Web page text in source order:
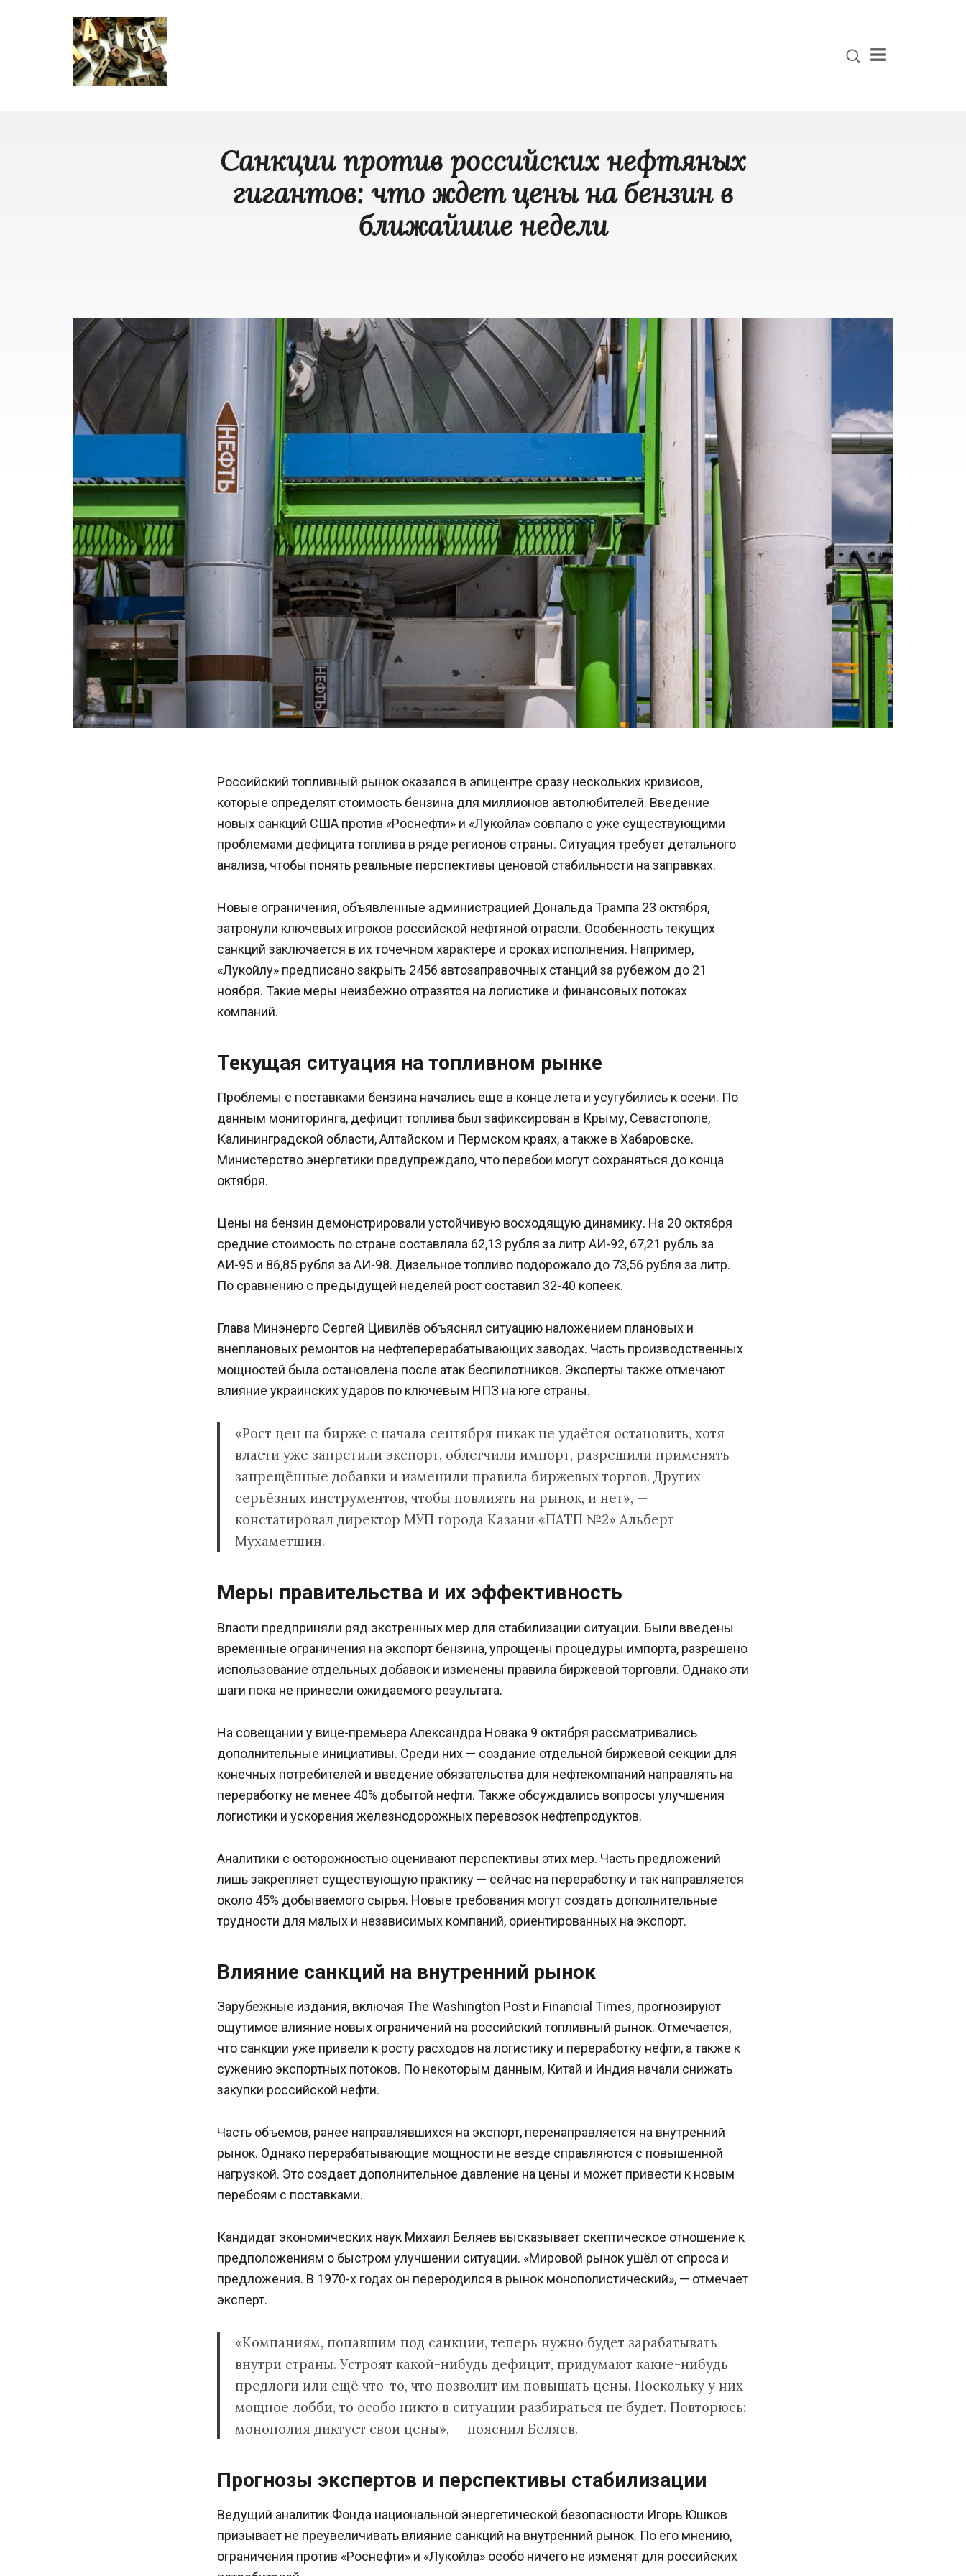
Санкции против российских нефтяных
гигантов: что ждет цены на бензин в
ближайшие недели
Российский топливный рынок оказался в эпицентре сразу нескольких кризисов,
которые определят стоимость бензина для миллионов автолюбителей. Введение
новых санкций США против «Роснефти» и «Лукойла» совпало с уже существующими
проблемами дефицита топлива в ряде регионов страны. Ситуация требует детального
анализа, чтобы понять реальные перспективы ценовой стабильности на заправках.
Новые ограничения, объявленные администрацией Дональда Трампа 23 октября,
затронули ключевых игроков российской нефтяной отрасли. Особенность текущих
санкций заключается в их точечном характере и сроках исполнения. Например,
«Лукойлу» предписано закрыть 2456 автозаправочных станций за рубежом до 21
ноября. Такие меры неизбежно отразятся на логистике и финансовых потоках
компаний.
Текущая ситуация на топливном рынке
Проблемы с поставками бензина начались еще в конце лета и усугубились к осени. По
данным мониторинга, дефицит топлива был зафиксирован в Крыму, Севастополе,
Калининградской области, Алтайском и Пермском краях, а также в Хабаровске.
Министерство энергетики предупреждало, что перебои могут сохраняться до конца
октября.
Цены на бензин демонстрировали устойчивую восходящую динамику. На 20 октября
средние стоимость по стране составляла 62,13 рубля за литр АИ-92, 67,21 рубль за
АИ-95 и 86,85 рубля за АИ-98. Дизельное топливо подорожало до 73,56 рубля за литр.
По сравнению с предыдущей неделей рост составил 32-40 копеек.
Глава Минэнерго Сергей Цивилёв объяснял ситуацию наложением плановых и
внеплановых ремонтов на нефтеперерабатывающих заводах. Часть производственных
мощностей была остановлена после атак беспилотников. Эксперты также отмечают
влияние украинских ударов по ключевым НПЗ на юге страны.
«Рост цен на бирже с начала сентября никак не удаётся остановить, хотя
власти уже запретили экспорт, облегчили импорт, разрешили применять
запрещённые добавки и изменили правила биржевых торгов. Других
серьёзных инструментов, чтобы повлиять на рынок, и нет», —
констатировал директор МУП города Казани «ПАТП №2» Альберт
Мухаметшин.
Меры правительства и их эффективность
Власти предприняли ряд экстренных мер для стабилизации ситуации. Были введены
временные ограничения на экспорт бензина, упрощены процедуры импорта, разрешено
использование отдельных добавок и изменены правила биржевой торговли. Однако эти
шаги пока не принесли ожидаемого результата.
На совещании у вице-премьера Александра Новака 9 октября рассматривались
дополнительные инициативы. Среди них — создание отдельной биржевой секции для
конечных потребителей и введение обязательства для нефтекомпаний направлять на
переработку не менее 40% добытой нефти. Также обсуждались вопросы улучшения
логистики и ускорения железнодорожных перевозок нефтепродуктов.
Аналитики с осторожностью оценивают перспективы этих мер. Часть предложений
лишь закрепляет существующую практику — сейчас на переработку и так направляется
около 45% добываемого сырья. Новые требования могут создать дополнительные
трудности для малых и независимых компаний, ориентированных на экспорт.
Влияние санкций на внутренний рынок
Зарубежные издания, включая The Washington Post и Financial Times, прогнозируют
ощутимое влияние новых ограничений на российский топливный рынок. Отмечается,
что санкции уже привели к росту расходов на логистику и переработку нефти, а также к
сужению экспортных потоков. По некоторым данным, Китай и Индия начали снижать
закупки российской нефти.
Часть объемов, ранее направлявшихся на экспорт, перенаправляется на внутренний
рынок. Однако перерабатывающие мощности не везде справляются с повышенной
нагрузкой. Это создает дополнительное давление на цены и может привести к новым
перебоям с поставками.
Кандидат экономических наук Михаил Беляев высказывает скептическое отношение к
предположениям о быстром улучшении ситуации. «Мировой рынок ушёл от спроса и
предложения. В 1970-х годах он переродился в рынок монополистический», — отмечает
эксперт.
«Компаниям, попавшим под санкции, теперь нужно будет зарабатывать
внутри страны. Устроят какой-нибудь дефицит, придумают какие-нибудь
предлоги или ещё что-то, что позволит им повышать цены. Поскольку у них
мощное лобби, то особо никто в ситуации разбираться не будет. Повторюсь:
монополия диктует свои цены», — пояснил Беляев.
Прогнозы экспертов и перспективы стабилизации
Ведущий аналитик Фонда национальной энергетической безопасности Игорь Юшков
призывает не преувеличивать влияние санкций на внутренний рынок. По его мнению,
ограничения против «Роснефти» и «Лукойла» особо ничего не изменят для российских